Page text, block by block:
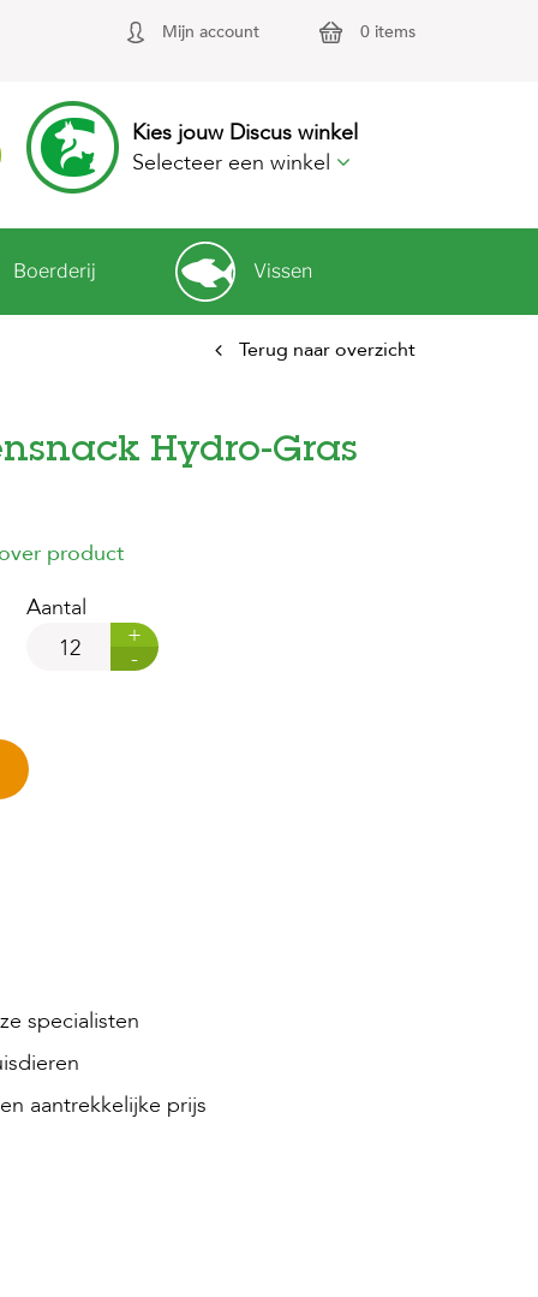
Mijn account 0 items
Kies jouw Discus winkel
Selecteer een winkel
Boerderij Vissen
Terug naar overzicht
Hydro-Gras
product
Aantal
+
-
specialisten
aantrekkelijke prijs